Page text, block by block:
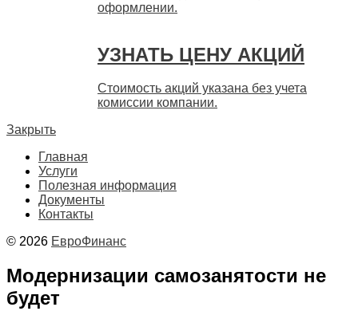
оформлении.
УЗНАТЬ ЦЕНУ АКЦИЙ
Стоимость акций указана без учета
комиссии компании.
Закрыть
Главная
Услуги
Полезная информация
Документы
Контакты
© 2026 ЕвроФинанс
Модернизации самозанятости не
будет